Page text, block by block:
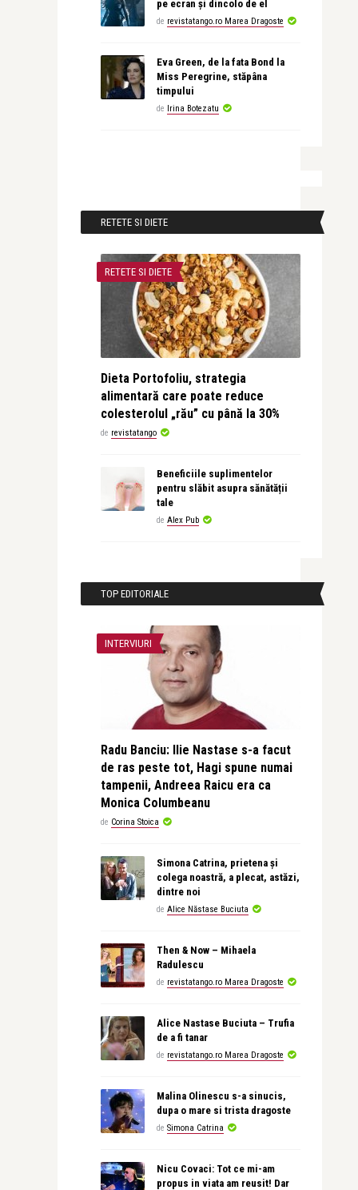
pe ecran și dincolo de el
de revistatango.ro Marea Dragoste
Eva Green, de la fata Bond la
Miss Peregrine, stăpâna
timpului
de Irina Botezatu
RETETE SI DIETE
RETETE SI DIETE
Dieta Portofoliu, strategia
alimentară care poate reduce
colesterolul „rău” cu până la 30%
de revistatango
Beneficiile suplimentelor
pentru slăbit asupra sănătății
tale
de Alex Pub
TOP EDITORIALE
INTERVIURI
Radu Banciu: Ilie Nastase s-a facut
de ras peste tot, Hagi spune numai
tampenii, Andreea Raicu era ca
Monica Columbeanu
de Corina Stoica
Simona Catrina, prietena și
colega noastră, a plecat, astăzi,
dintre noi
de Alice Năstase Buciuta
Then & Now – Mihaela
Radulescu
de revistatango.ro Marea Dragoste
Alice Nastase Buciuta – Trufia
de a fi tanar
de revistatango.ro Marea Dragoste
Malina Olinescu s-a sinucis,
dupa o mare si trista dragoste
de Simona Catrina
Nicu Covaci: Tot ce mi-am
propus in viata am reusit! Dar